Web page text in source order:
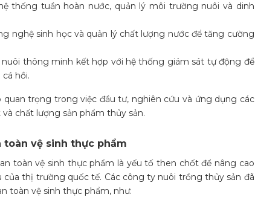
thống tuần hoàn nước, quản lý môi trường nuôi và dinh
nghệ sinh học và quản lý chất lượng nước để tăng cường
thông minh kết hợp với hệ thống giám sát tự động để
hồi.
trọng trong việc đầu tư, nghiên cứu và ứng dụng các
chất lượng sản phẩm thủy sản.
toàn vệ sinh thực phẩm
toàn vệ sinh thực phẩm là yếu tố then chốt để nâng cao
thị trường quốc tế. Các công ty nuôi trồng thủy sản đã
toàn vệ sinh thực phẩm, như: